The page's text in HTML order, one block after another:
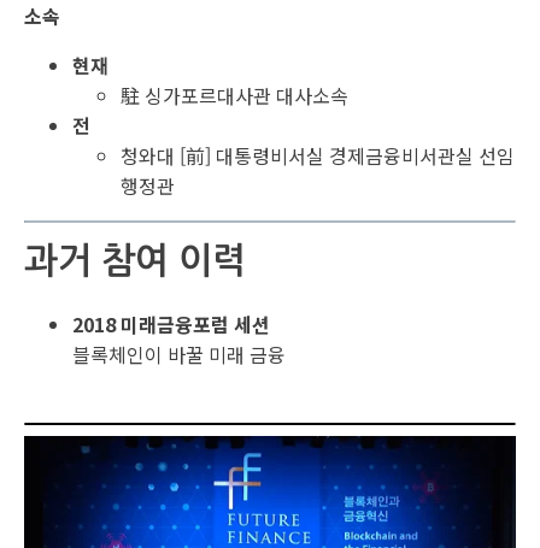
소속
현재
駐 싱가포르대사관 대사소속
전
청와대 [前] 대통령비서실 경제금융비서관실 선임
행정관
과거 참여 이력
2018 미래금융포럼 세션
블록체인이 바꿀 미래 금융